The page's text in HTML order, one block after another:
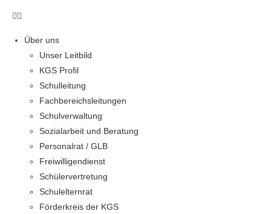
Über uns
Unser Leitbild
KGS Profil
Schulleitung
Fachbereichsleitungen
Schulverwaltung
Sozialarbeit und Beratung
Personalrat / GLB
Freiwilligendienst
Schülervertretung
Schulelternrat
Förderkreis der KGS